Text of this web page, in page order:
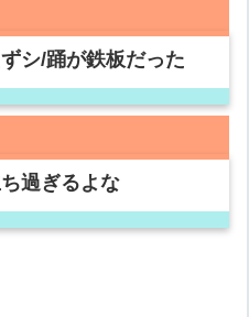
シ/踊が鉄板だった
過ぎるよな